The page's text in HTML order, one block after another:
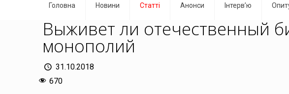
Головна Новини Статті Анонси Інтерв’ю
Выживет ли отечественный
монополий
31.10.2018
670